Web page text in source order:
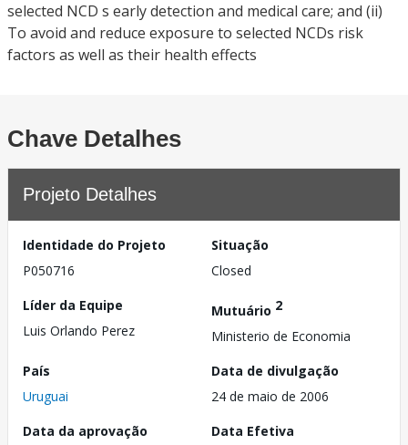
selected NCD s early detection and medical care; and (ii)
To avoid and reduce exposure to selected NCDs risk
factors as well as their health effects
Chave Detalhes
Projeto Detalhes
Identidade do Projeto
P050716
Situação
Closed
Líder da Equipe
Luis Orlando Perez
Mutuário 2
Ministerio de Economia
País
Uruguai
Data de divulgação
24 de maio de 2006
Data da aprovação
Data Efetiva